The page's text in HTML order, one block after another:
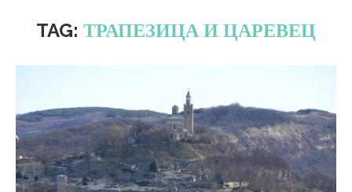
TAG: ТРАПЕЗИЦА И ЦАРЕВЕЦ